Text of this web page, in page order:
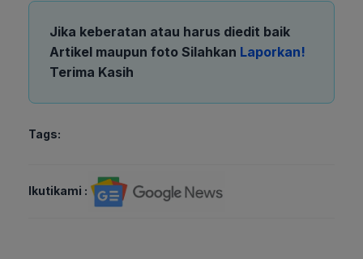
Jika keberatan atau harus diedit baik
Artikel maupun foto Silahkan Laporkan!
Terima Kasih
Tags:
Ikutikami :